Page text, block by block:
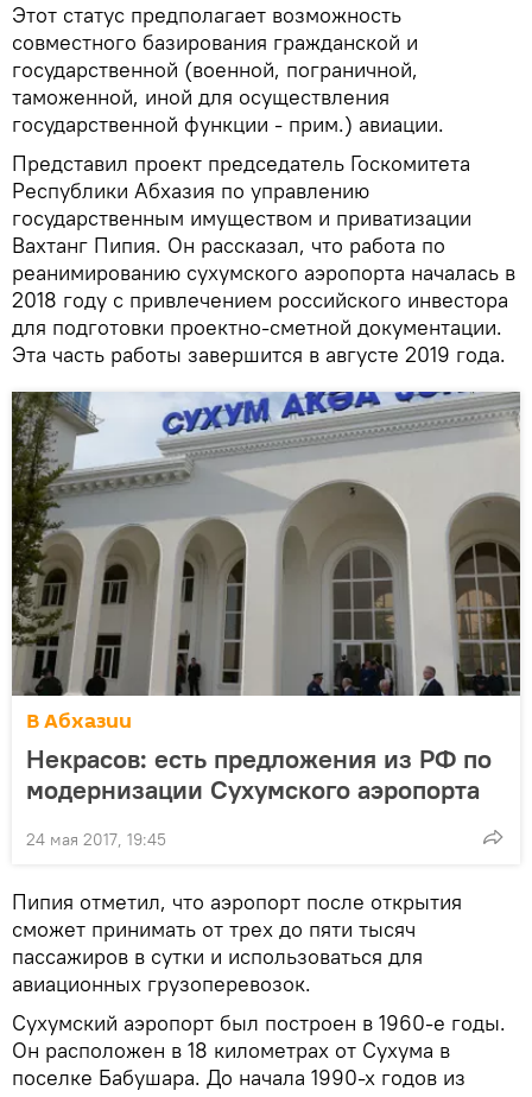
Этот статус предполагает возможность
совместного базирования гражданской и
государственной (военной, пограничной,
таможенной, иной для осуществления
государственной функции - прим.) авиации.
Представил проект председатель Госкомитета
Республики Абхазия по управлению
государственным имуществом и приватизации
Вахтанг Пипия. Он рассказал, что работа по
реанимированию сухумского аэропорта началась в
2018 году с привлечением российского инвестора
для подготовки проектно-сметной документации.
Эта часть работы завершится в августе 2019 года.
В Абхазии
Некрасов: есть предложения из РФ по
модернизации Сухумского аэропорта
24 мая 2017, 19:45
Пипия отметил, что аэропорт после открытия
сможет принимать от трех до пяти тысяч
пассажиров в сутки и использоваться для
авиационных грузоперевозок.
Сухумский аэропорт был построен в 1960-е годы.
Он расположен в 18 километрах от Сухума в
поселке Бабушара. До начала 1990-х годов из